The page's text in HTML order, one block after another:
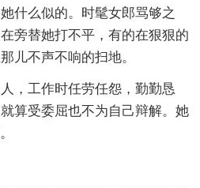
什么似的。时髦女郎骂够之
旁替她打不平，有的在狠狠的
儿不声不响的扫地。
工作时任劳任怨，勤勤恳
算受委屈也不为自己辩解。她